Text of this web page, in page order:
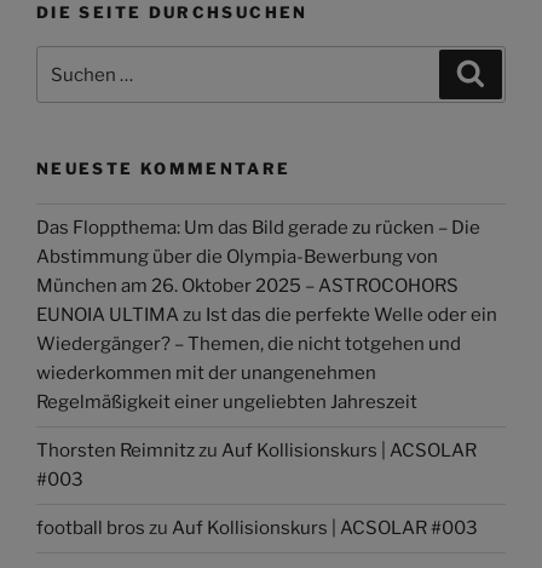
DIE SEITE DURCHSUCHEN
nach:
NEUESTE KOMMENTARE
Das Floppthema: Um das Bild gerade zu rücken – Die
Abstimmung über die Olympia-Bewerbung von
München am 26. Oktober 2025 – ASTROCOHORS
EUNOIA ULTIMA zu Ist das die perfekte Welle oder ein
Wiedergänger? – Themen, die nicht totgehen und
wiederkommen mit der unangenehmen
Regelmäßigkeit einer ungeliebten Jahreszeit
Thorsten Reimnitzzu Auf Kollisionskurs | ACSOLAR
#003
football bros zu Auf Kollisionskurs | ACSOLAR #003